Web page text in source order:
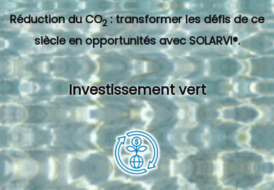
Réduction du CO2 : transformer les défis de ce
siècle en opportunités avec SOLARVI®.
Investissement vert